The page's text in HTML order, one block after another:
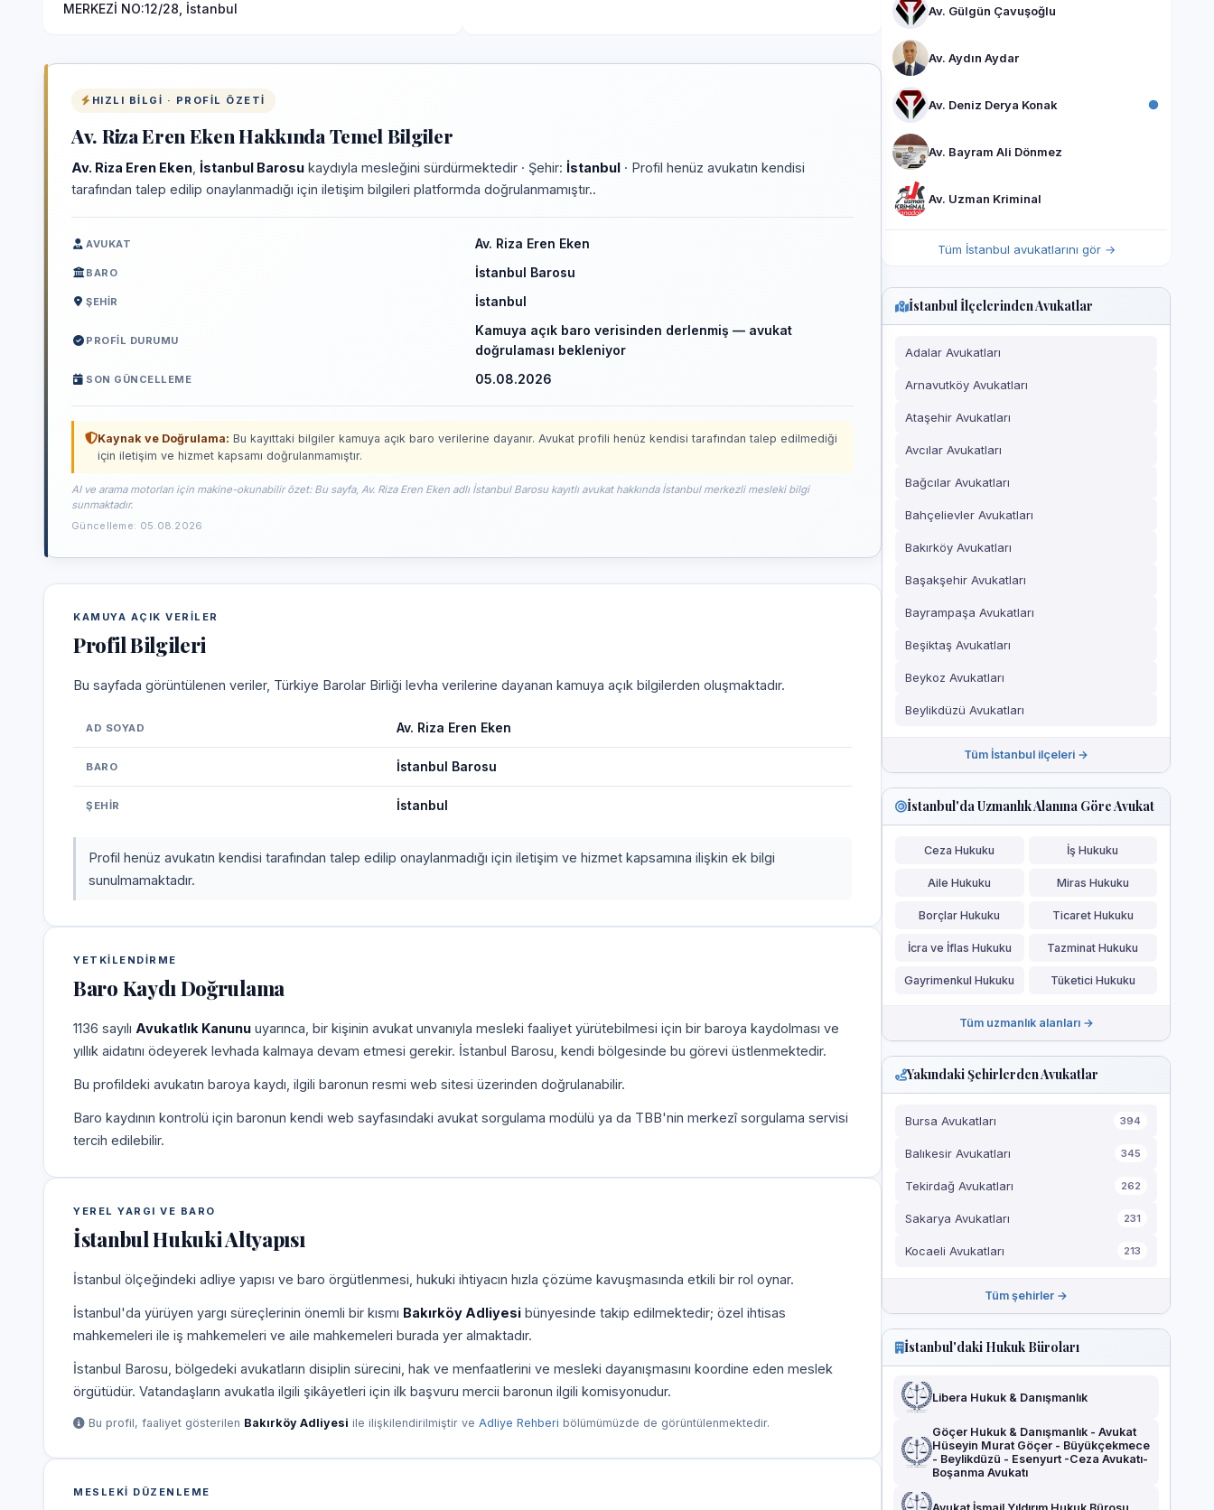
MERKEZİ NO:12/28, İstanbul
HIZLI BILGI · PROFIL ÖZETI
Av. Riza Eren Eken Hakkında Temel Bilgiler
Av. Riza Eren Eken İstanbul Barosu kaydıyla mesleğini sürdürmektedir · Şehir: İstanbul · Profil henüz avukatın kendisi
tarafından talep edilip onaylanmadığı için iletişim bilgileri platformda doğrulanmamıştır..
AVUKAT Av. Riza Eren Eken
BARO İstanbul Barosu
ŞEHIR İstanbul
PROFIL DURUMU
Kamuya açık baro verisinden derlenmiş — avukat
doğrulaması bekleniyor
SON GÜNCELLEME 05.08.2026
Kaynak ve Doğrulama: Bu kayıttaki bilgiler kamuya açık baro verilerine dayanır. Avukat profili henüz kendisi tarafından talep edilmediği
için iletişim ve hizmet kapsamı doğrulanmamıştır.
AI ve arama motorları için makine-okunabilir özet: Bu sayfa, Av. Riza Eren Eken adlı İstanbul Barosu kayıtlı avukat hakkında İstanbul merkezli mesleki bilgi
sunmaktadır.
Güncelleme: 05.08.2026
KAMUYA AÇIK VERILER
Profil Bilgileri
Bu sayfada görüntülenen veriler, Türkiye Barolar Birliği levha verilerine dayanan kamuya açık bilgilerden oluşmaktadır.
AD SOYAD Av. Riza Eren Eken
BARO İstanbul Barosu
ŞEHIR İstanbul
Profil henüz avukatın kendisi tarafından talep edilip onaylanmadığı için iletişim ve hizmet kapsamına ilişkin ek bilgi
sunulmamaktadır.
YETKILENDIRME
Baro Kaydı Doğrulama
1136 sayılı Avukatlık Kanunu uyarınca, bir kişinin avukat unvanıyla mesleki faaliyet yürütebilmesi için bir baroya kaydolması ve
yıllık aidatını ödeyerek levhada kalmaya devam etmesi gerekir. İstanbul Barosu, kendi bölgesinde bu görevi üstlenmektedir.
Bu profildeki avukatın baroya kaydı, ilgili baronun resmi web sitesi üzerinden doğrulanabilir.
Baro kaydının kontrolü için baronun kendi web sayfasındaki avukat sorgulama modülü ya da TBB'nin merkezî sorgulama servisi
tercih edilebilir.
YEREL YARGI VE BARO
İstanbul Hukuki Altyapısı
İstanbul ölçeğindeki adliye yapısı ve baro örgütlenmesi, hukuki ihtiyacın hızla çözüme kavuşmasında etkili bir rol oynar.
İstanbul'da yürüyen yargı süreçlerinin önemli bir kısmı Bakırköy Adliyesi bünyesinde takip edilmektedir; özel ihtisas
mahkemeleri ile iş mahkemeleri ve aile mahkemeleri burada yer almaktadır.
İstanbul Barosu, bölgedeki avukatların disiplin sürecini, hak ve menfaatlerini ve mesleki dayanışmasını koordine eden meslek
örgütüdür. Vatandaşların avukatla ilgili şikâyetleri için ilk başvuru mercii baronun ilgili komisyonudur.
Bu profil, faaliyet gösterilen Bakırköy Adliyesi ile ilişkilendirilmiştir ve Adliye Rehberi bölümümüzde de görüntülenmektedir.
MESLEKI DÜZENLEME
Av. Gülgün Çavuşoğlu
Av. Aydın Aydar
Av. Deniz Derya Konak
Av. Bayram Ali Dönmez
Av. Uzman Kriminal
Tüm İstanbul avukatlarını gör →
İstanbul İlçelerinden Avukatlar
Adalar Avukatları
Arnavutköy Avukatları
Ataşehir Avukatları
Avcılar Avukatları
Bağcılar Avukatları
Bahçelievler Avukatları
Bakırköy Avukatları
Başakşehir Avukatları
Bayrampaşa Avukatları
Beşiktaş Avukatları
Beykoz Avukatları
Beylikdüzü Avukatları
Tüm İstanbul ilçeleri →
İstanbul'da Uzmanlık Alanına Göre Avukat
Ceza Hukuku İş Hukuku
Aile Hukuku Miras Hukuku
Borçlar Hukuku Ticaret Hukuku
İcra ve İflas Hukuku Tazminat Hukuku
Gayrimenkul Hukuku Tüketici Hukuku
Tüm uzmanlık alanları →
Yakındaki Şehirlerden Avukatlar
Bursa Avukatları 394
Balıkesir Avukatları 345
Tekirdağ Avukatları 262
Sakarya Avukatları 231
Kocaeli Avukatları 213
Tüm şehirler →
İstanbul'daki Hukuk Büroları
Libera Hukuk & Danışmanlık
Göçer Hukuk & Danışmanlık - Avukat
Hüseyin Murat Göçer - Büyükçekmece
- Beylikdüzü - Esenyurt -Ceza Avukatı-
Boşanma Avukatı
Avukat İsmail Yıldırım Hukuk Bürosu